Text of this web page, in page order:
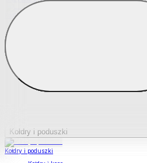
Podkładki na materace
Materace nawierzchniowe
Kołdry i poduszki
Kołdry i poduszki